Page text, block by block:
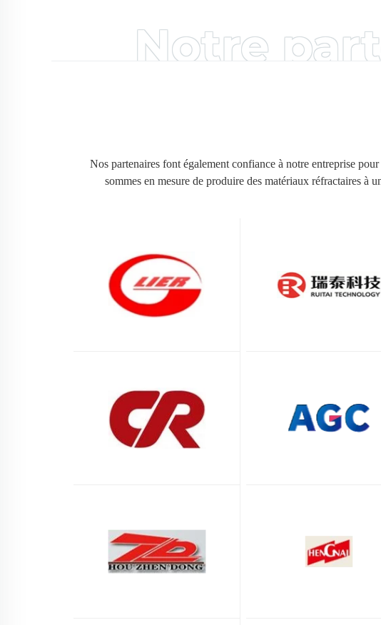
Notre
Nos partenaires font également confiance à notre entreprise
sommes en mesure de produire des matériaux réfractaires à